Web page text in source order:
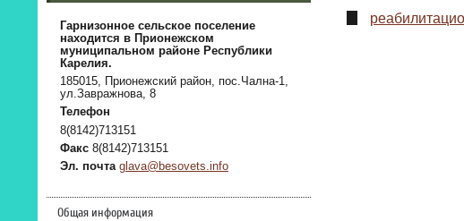
Гарнизонное сельское поселение
находится в Прионежском
муниципальном районе Республики
Карелия.
185015, Прионежский район, пос.Чална-1,
ул.Завражнова, 8
Телефон
8(8142)713151
Факс 8(8142)713151
Эл. почта glava@besovets.info
Общая информация